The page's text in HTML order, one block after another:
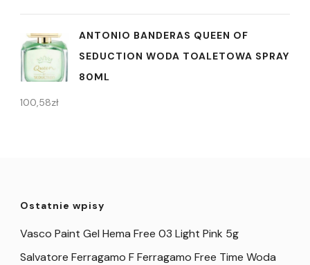
ANTONIO BANDERAS QUEEN OF
SEDUCTION WODA TOALETOWA SPRAY
80ML
100,58zł
Ostatnie wpisy
Vasco Paint Gel Hema Free 03 Light Pink 5g
Salvatore Ferragamo F Ferragamo Free Time Woda